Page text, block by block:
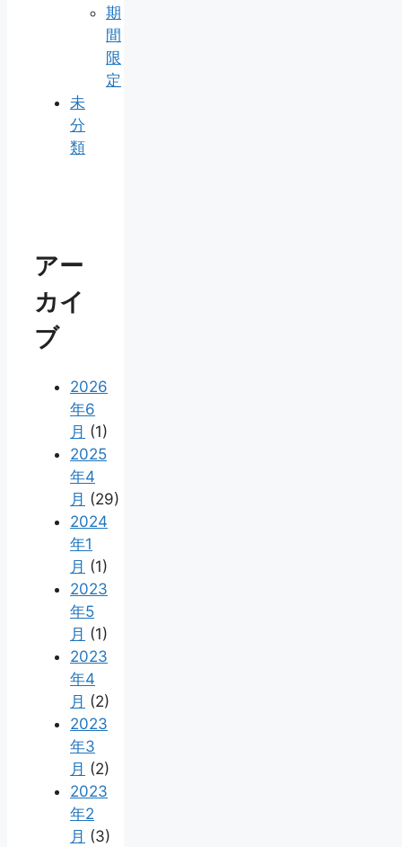
期
間
限
定
未
分
類
アー
カイ
ブ
2026
年6
月 (1)
2025
年4
月 (29)
2024
年1
月 (1)
2023
年5
月 (1)
2023
年4
月 (2)
2023
年3
月 (2)
2023
年2
月 (3)